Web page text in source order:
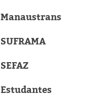
Manaustrans
SUFRAMA
SEFAZ
Estudantes